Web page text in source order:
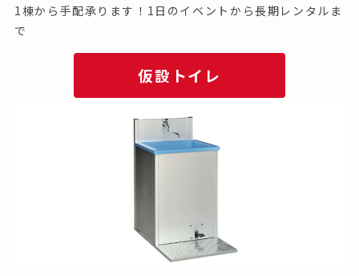
1棟から手配承ります！1日のイベントから長期レンタルま
で
仮設トイレ